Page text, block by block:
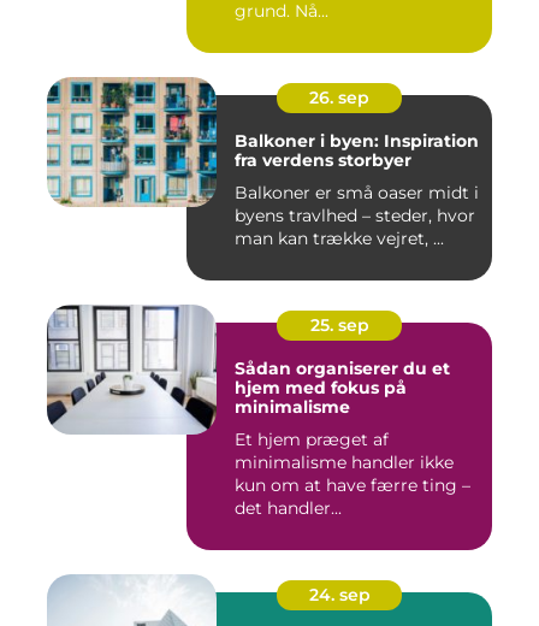
grund. Nå...
26. sep
Balkoner i byen: Inspiration
fra verdens storbyer
Balkoner er små oaser midt i
byens travlhed – steder, hvor
man kan trække vejret, ...
25. sep
Sådan organiserer du et
hjem med fokus på
minimalisme
Et hjem præget af
minimalisme handler ikke
kun om at have færre ting –
det handler...
24. sep